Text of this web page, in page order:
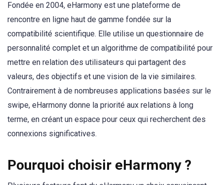
Fondée en 2004, eHarmony est une plateforme de
rencontre en ligne haut de gamme fondée sur la
compatibilité scientifique. Elle utilise un questionnaire de
personnalité complet et un algorithme de compatibilité pour
mettre en relation des utilisateurs qui partagent des
valeurs, des objectifs et une vision de la vie similaires.
Contrairement à de nombreuses applications basées sur le
swipe, eHarmony donne la priorité aux relations à long
terme, en créant un espace pour ceux qui recherchent des
connexions significatives.
Pourquoi choisir eHarmony ?